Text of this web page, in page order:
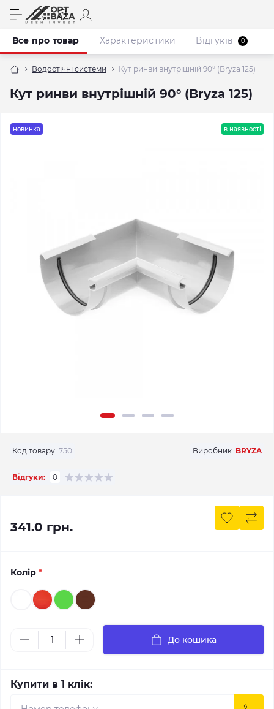
Водостічні системи Кут ринви внутрішній 90° (Bryza 125)
Кут ринви внутрішній 90° (Bryza 125)
Все про товар Характеристики Відгуків 0
новинка в наявності
Код товару: 750 Виробник: BRYZA
Відгуки: 0
341.0 грн.
Колір *
До кошика
Купити в 1 клік: